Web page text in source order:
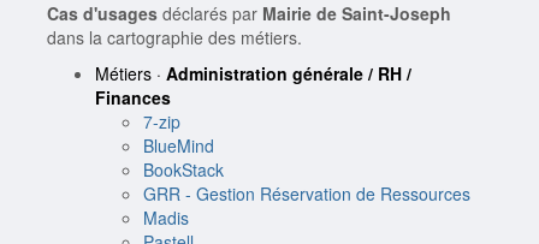
Cas d'usages déclarés par Mairie de Saint-Joseph
dans la cartographie des métiers.
Métiers ·Administration générale / RH /
Finances
7-zip
BlueMind
BookStack
GRR - Gestion Réservation de Ressources
Madis